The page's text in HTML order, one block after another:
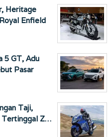
Heritage
Enfield
5 GT, Adu
Pasar
Taji,
Tertinggal Z…